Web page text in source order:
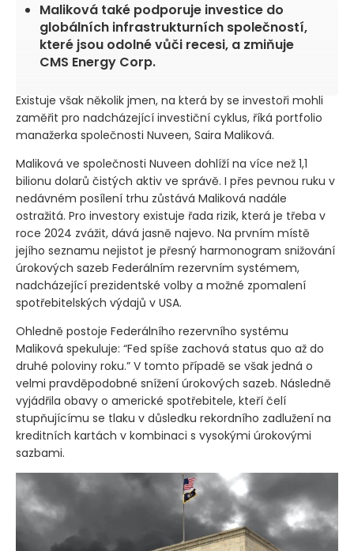
Maliková také podporuje investice do
globálních infrastrukturních společností,
které jsou odolné vůči recesi, a zmiňuje
CMS Energy Corp.
Existuje však několik jmen, na která by se investoři mohli
zaměřit pro nadcházející investiční cyklus, říká portfolio
manažerka společnosti Nuveen, Saira Maliková.
Maliková ve společnosti Nuveen dohlíží na více než 1,1
bilionu dolarů čistých aktiv ve správě. I přes pevnou ruku v
nedávném posílení trhu zůstává Maliková nadále
ostražitá. Pro investory existuje řada rizik, která je třeba v
roce 2024 zvážit, dává jasně najevo. Na prvním místě
jejího seznamu nejistot je přesný harmonogram snižování
úrokových sazeb Federálním rezervním systémem,
nadcházející prezidentské volby a možné zpomalení
spotřebitelských výdajů v USA.
Ohledně postoje Federálního rezervního systému
Maliková spekuluje: “Fed spíše zachová status quo až do
druhé poloviny roku.” V tomto případě se však jedná o
velmi pravděpodobné snížení úrokových sazeb. Následně
vyjádřila obavy o americké spotřebitele, kteří čelí
stupňujícímu se tlaku v důsledku rekordního zadlužení na
kreditních kartách v kombinaci s vysokými úrokovými
sazbami.